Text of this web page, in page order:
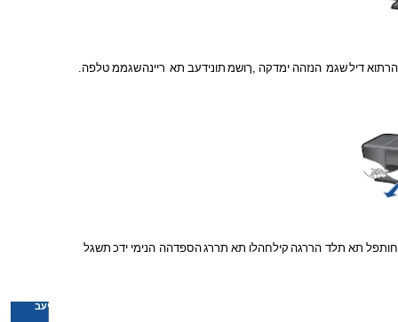
הרתוא דילשגמ הנזהה ימדקה ,ךושמ תונידעב תא ריינהשגממ טלפה.
חותפל תא תלד הררגה קילחהלו תא תררגהספדהה הנימי ידכ תשגל
היעב